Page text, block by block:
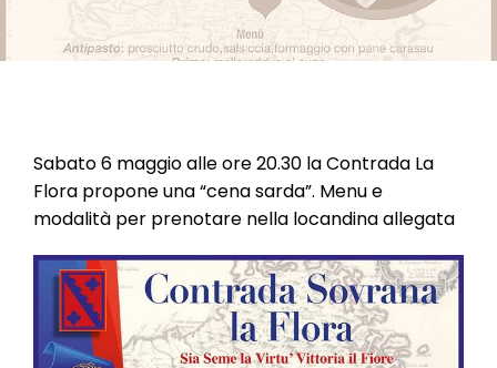
Sabato 6 maggio alle ore 20.30 la Contrada La
Flora propone una “cena sarda”. Menu e
modalità per prenotare nella locandina allegata